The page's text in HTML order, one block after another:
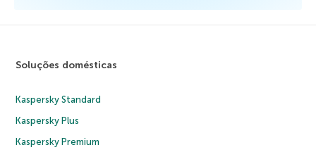
Soluções domésticas
Kaspersky Standard
Kaspersky Plus
Kaspersky Premium